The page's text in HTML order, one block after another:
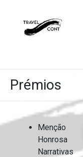
Prémios
Menção
Honrosa
Narrativas